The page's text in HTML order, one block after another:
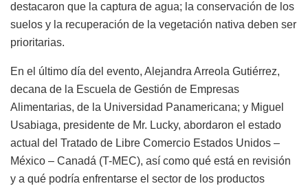
destacaron que la captura de agua; la conservación de los
suelos y la recuperación de la vegetación nativa deben ser
prioritarias.
En el último día del evento, Alejandra Arreola Gutiérrez,
decana de la Escuela de Gestión de Empresas
Alimentarias, de la Universidad Panamericana; y Miguel
Usabiaga, presidente de Mr. Lucky, abordaron el estado
actual del Tratado de Libre Comercio Estados Unidos –
México – Canadá (T-MEC), así como qué está en revisión
y a qué podría enfrentarse el sector de los productos